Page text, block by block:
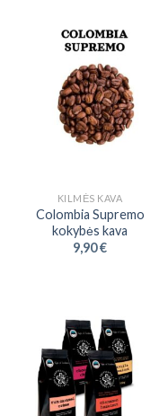
KILMĖS KAVA
Colombia Supremo
kokybės kava
9,90€